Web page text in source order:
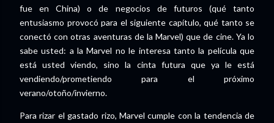
fue en China) o de negocios de futuros (qué tanto
entusiasmo provocó para el siguiente capítulo, qué tanto se
conectó con otras aventuras de la Marvel) que de cine. Ya lo
sabe usted: a la Marvel no le interesa tanto la película que
está usted viendo, sino la cinta futura que ya le está
vendiendo/prometiendo para el próximo
verano/otoño/invierno.
Para rizar el gastado rizo, Marvel cumple con la tendencia de